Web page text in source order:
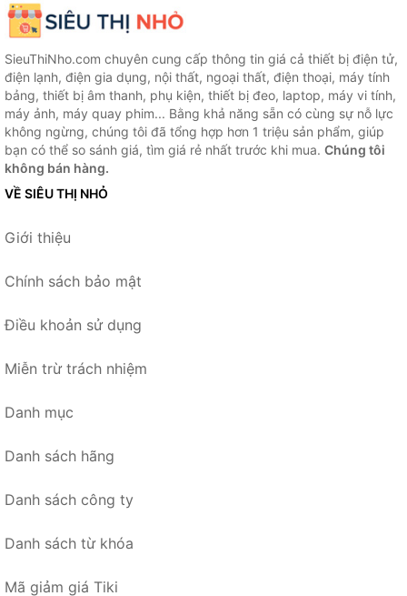
SieuThiNho.com chuyên cung cấp thông tin giá cả thiết bị điện tử,
điện lạnh, điện gia dụng, nội thất, ngoại thất, điện thoại, máy tính
bảng, thiết bị âm thanh, phụ kiện, thiết bị đeo, laptop, máy vi tính,
máy ảnh, máy quay phim... Bằng khả năng sẵn có cùng sự nỗ lực
không ngừng, chúng tôi đã tổng hợp hơn 1 triệu sản phẩm, giúp
bạn có thể so sánh giá, tìm giá rẻ nhất trước khi mua. Chúng tôi
không bán hàng.
VỀ SIÊU THỊ NHỎ
Giới thiệu
Chính sách bảo mật
Điều khoản sử dụng
Miễn trừ trách nhiệm
Danh mục
Danh sách hãng
Danh sách công ty
Danh sách từ khóa
Mã giảm giá Tiki